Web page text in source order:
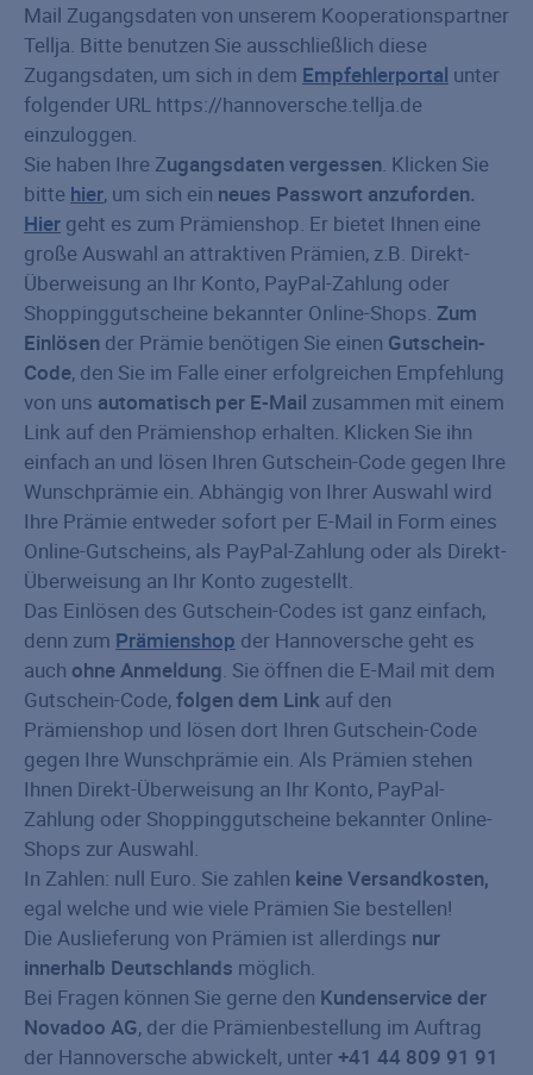
Mail Zugangsdaten von unserem Kooperationspartner
Tellja. Bitte benutzen Sie ausschließlich diese
Zugangsdaten, um sich in dem Empfehlerportal unter
folgender URL https://hannoversche.tellja.de
einzuloggen.
Sie haben Ihre Zugangsdaten vergessen. Klicken Sie
bitte hier, um sich ein neues Passwort anzuforden.
Hier geht es zum Prämienshop. Er bietet Ihnen eine
große Auswahl an attraktiven Prämien, z.B. Direkt-
Überweisung an Ihr Konto, PayPal-Zahlung oder
Shoppinggutscheine bekannter Online-Shops. Zum
Einlösen der Prämie benötigen Sie einen Gutschein-
Code, den Sie im Falle einer erfolgreichen Empfehlung
von uns automatisch per E-Mail zusammen mit einem
Link auf den Prämienshop erhalten. Klicken Sie ihn
einfach an und lösen Ihren Gutschein-Code gegen Ihre
Wunschprämie ein. Abhängig von Ihrer Auswahl wird
Ihre Prämie entweder sofort per E-Mail in Form eines
Online-Gutscheins, als PayPal-Zahlung oder als Direkt-
Überweisung an Ihr Konto zugestellt.
Das Einlösen des Gutschein-Codes ist ganz einfach,
denn zum Prämienshop der Hannoversche geht es
auch ohne Anmeldung. Sie öffnen die E-Mail mit dem
Gutschein-Code,folgen dem Link auf den
Prämienshop und lösen dort Ihren Gutschein-Code
gegen Ihre Wunschprämie ein. Als Prämien stehen
Ihnen Direkt-Überweisung an Ihr Konto, PayPal-
Zahlung oder Shoppinggutscheine bekannter Online-
Shops zur Auswahl.
In Zahlen: null Euro. Sie zahlen keine Versandkosten,
egal welche und wie viele Prämien Sie bestellen!
Die Auslieferung von Prämien ist allerdings nur
innerhalb Deutschlands möglich.
Bei Fragen können Sie gerne den Kundenservice der
Novadoo AG, der die Prämienbestellung im Auftrag
der Hannoversche abwickelt, unter+41 44 809 91 91